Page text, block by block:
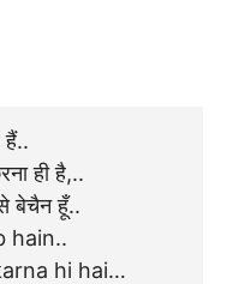
हैं..
ही है,..
बेचैन हूँ..
hain..
hi hai…